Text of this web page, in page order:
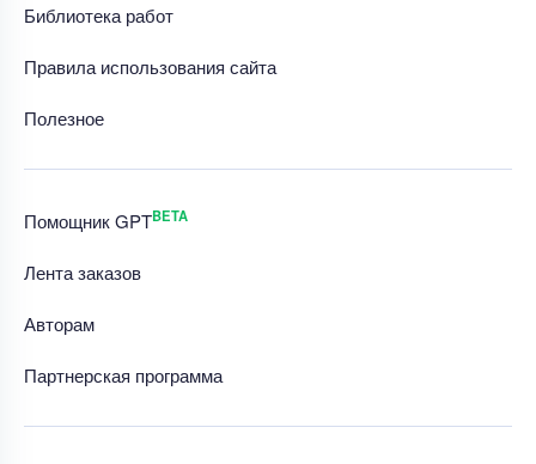
Библиотека работ
Правила использования сайта
Полезное
Помощник GPTBETA
Лента заказов
Авторам
Партнерская программа